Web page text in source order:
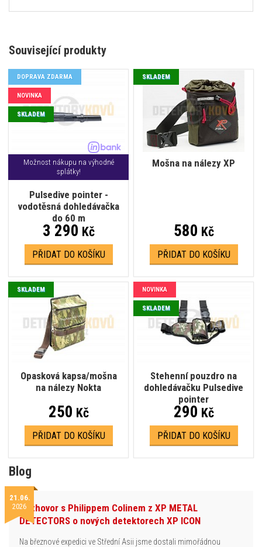
Související produkty
Možnost nákupu na výhodné
splátky!
Pulsedive pointer -
vodotěsná dohledávačka
do 60 m
DOPRAVA ZDARMA
NOVINKA
SKLADEM
3 290 Kč
PŘIDAT DO KOŠÍKU
Mošna na nálezy XP
SKLADEM
580 Kč
PŘIDAT DO KOŠÍKU
Opasková kapsa/mošna
na nálezy Nokta
SKLADEM
250 Kč
PŘIDAT DO KOŠÍKU
Stehenní pouzdro na
dohledávačku Pulsedive
pointer
NOVINKA
SKLADEM
290 Kč
PŘIDAT DO KOŠÍKU
Blog
21.06.
2026Rozhovor s Philippem Colinem z XP METAL
DETECTORS o nových detektorech XP ICON
Na březnové expedici ve Střední Asii jsme dostali mimořádnou